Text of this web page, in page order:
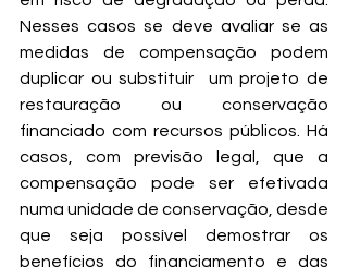
Nesses casos se deve avaliar se as
medidas de compensação podem
duplicar ou substituir  um projeto de
restauração ou conservação
financiado com recursos públicos. Há
casos, com previsão legal, que a
compensação pode ser efetivada
numa unidade de conservação, desde
que seja possível demostrar os
benefícios do financiamento e das